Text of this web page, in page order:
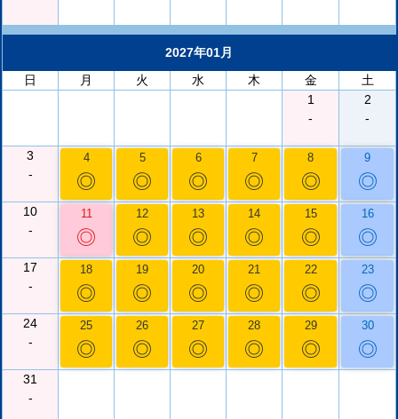
2027年01月
日
月 火 水 木 金
土
1
-
2
-
3
-
4
◎
5
◎
6
◎
7
◎
8
◎
9
◎
10
-
11
◎
12
◎
13
◎
14
◎
15
◎
16
◎
17
-
18
◎
19
◎
20
◎
21
◎
22
◎
23
◎
24
-
25
◎
26
◎
27
◎
28
◎
29
◎
30
◎
31
-